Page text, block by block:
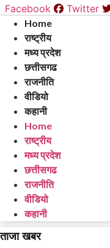
Facebook Twitter
Home
राष्ट्रीय
मध्य प्रदेश
छत्तीसगढ
राजनीति
वीडियो
कहानी
Home
राष्ट्रीय
मध्य प्रदेश
छत्तीसगढ
राजनीति
वीडियो
कहानी
ताजा खबर